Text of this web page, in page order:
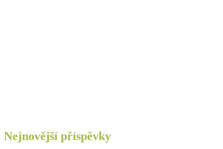
Nejnovější příspěvky